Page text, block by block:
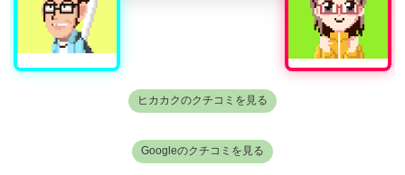
ヒカカクのクチコミを見る
Googleのクチコミを見る